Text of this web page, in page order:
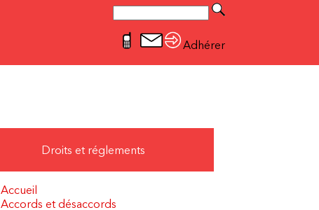
Formulaire de recherche
Rechercher
Adhérer
Droits et réglements
Accueil
Accords et désaccords